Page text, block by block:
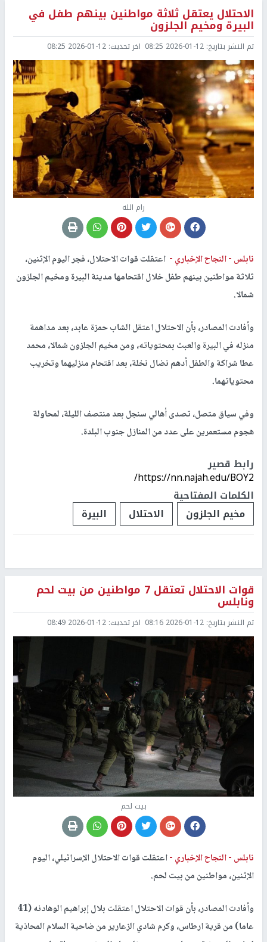
الاحتلال يعتقل ثلاثة مواطنين بينهم طفل في
البيرة ومخيم الجلزون
تم النشر بتاريخ: 2026-01-12 08:25 اخر تحديث: 2026-01-12 08:25
رام الله
نابلس -النجاح الإخباري - اعتقلت قوات الاحتلال، فجر اليوم الإثنين،
ثلاثة مواطنين بينهم طفل خلال اقتحامها مدينة البيرة ومخيم الجلزون
شمالا.
وأفادت المصادر، بأن الاحتلال اعتقل الشاب حمزة عابد، بعد مداهمة
منزله في البيرة والعبث بمحتوياته، ومن مخيم الجلزون شمالا، محمد
عطا شراكة والطفل أدهم نضال نخلة، بعد اقتحام منزليهما وتخريب
محتوياتهما.
وفي سياق متصل، تصدى أهالي سنجل بعد منتصف الليلة، لمحاولة
هجوم مستعمرين على عدد من المنازل جنوب البلدة.
رابط قصير
https://nn.najah.edu/BOY2/
الكلمات المفتاحية
مخيم الجلزون
الاحتلال البيرة
قوات الاحتلال تعتقل 7 مواطنين من بيت لحم
ونابلس
تم النشر بتاريخ: 2026-01-12 08:16 اخر تحديث: 2026-01-12 08:49
بيت لحم
نابلس -النجاح الإخباري -اعتقلت قوات الاحتلال الإسرائيلي، اليوم
الإثنين، مواطنين من بيت لحم.
وأفادت المصادر، بأن قوات الاحتلال اعتقلت بلال إبراهيم الوهادنه (41
عاما) من قرية ارطاس، وكرم شادي الزعارير من ضاحية السلام المحاذية